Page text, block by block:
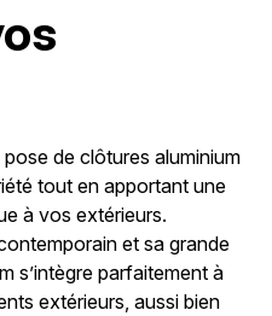
pose de clôtures aluminium
tout en apportant une
à vos extérieurs.
et sa grande
s’intègre parfaitement à
extérieurs, aussi bien